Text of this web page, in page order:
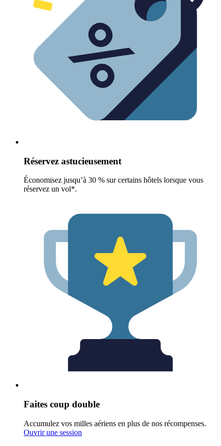
Réservez astucieusement
Économisez jusqu’à 30 % sur certains hôtels lorsque vous
réservez un vol*.
Faites coup double
Accumulez vos milles aériens en plus de nos récompenses.
Ouvrir une session